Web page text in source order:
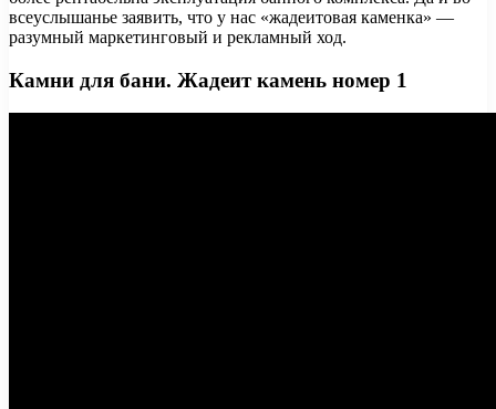
всеуслышанье заявить, что у нас «жадеитовая каменка» —
разумный маркетинговый и рекламный ход.
Камни для бани. Жадеит камень номер 1